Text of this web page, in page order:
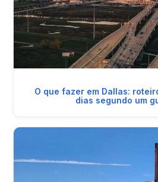
O que fazer em Dallas:
dias segundo um